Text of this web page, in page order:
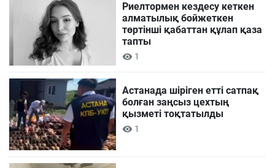
Риелтормен кездесу кеткен
алматылық бойжеткен
төртінші қабаттан құлап қаза
тапты
1
Астанада шіріген етті сатпақ
болған заңсыз цехтың
қызметі тоқтатылды
1